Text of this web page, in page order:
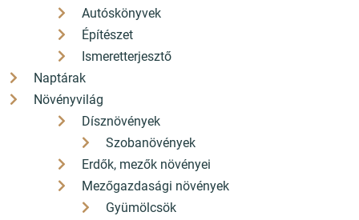
Autóskönyvek
Építészet
Ismeretterjesztő
Naptárak
Növényvilág
Dísznövények
Szobanövények
Erdők, mezők növényei
Mezőgazdasági növények
Gyümölcsök